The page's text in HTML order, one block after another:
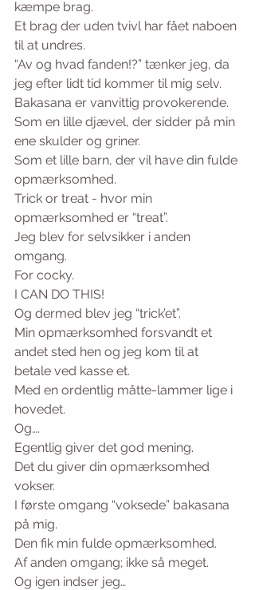
kæmpe brag.
Et brag der uden tvivl har fået naboen
til at undres.
“Av og hvad fanden!?” tænker jeg, da
jeg efter lidt tid kommer til mig selv.
Bakasana er vanvittig provokerende.
Som en lille djævel, der sidder på min
ene skulder og griner.
Som et lille barn, der vil have din fulde
opmærksomhed.
Trick or treat - hvor min
opmærksomhed er “treat”.
Jeg blev for selvsikker i anden
omgang.
For cocky.
I CAN DO THIS!
Og dermed blev jeg “trick’et”.
Min opmærksomhed forsvandt et
andet sted hen og jeg kom til at
betale ved kasse et.
Med en ordentlig måtte-lammer lige i
hovedet.
Og….
Egentlig giver det god mening.
Det du giver din opmærksomhed
vokser.
I første omgang “voksede” bakasana
på mig.
Den fik min fulde opmærksomhed.
Af anden omgang; ikke så meget.
Og igen indser jeg…